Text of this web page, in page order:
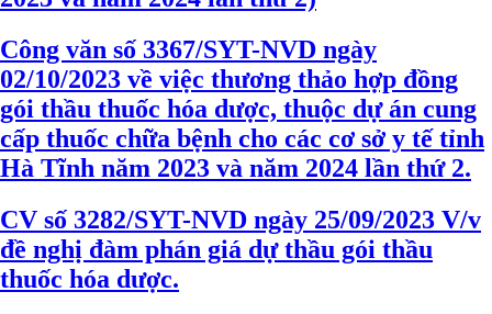
Công văn số 3367/SYT-NVD ngày
02/10/2023 về việc thương thảo hợp đồng
gói thầu thuốc hóa dược, thuộc dự án cung
cấp thuốc chữa bệnh cho các cơ sở y tế tỉnh
Hà Tĩnh năm 2023 và năm 2024 lần thứ 2.
CV số 3282/SYT-NVD ngày 25/09/2023 V/v
đề nghị đàm phán giá dự thầu gói thầu
thuốc hóa dược.